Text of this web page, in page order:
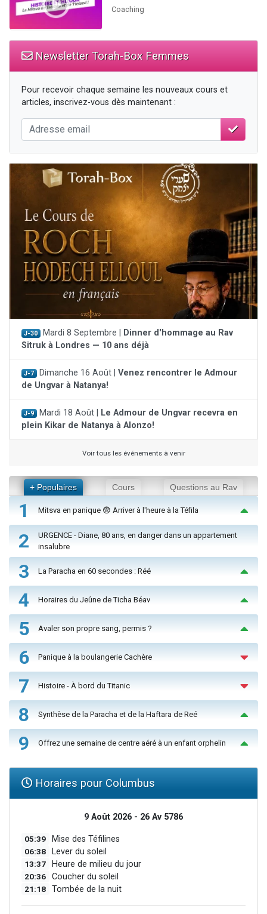
Coaching
Newsletter Torah-Box Femmes
Pour recevoir chaque semaine les nouveaux cours et
articles, inscrivez-vous dès maintenant :
J-30 Mardi 8 Septembre |
Dinner d'hommage au Rav
Sitruk à Londres — 10 ans déjà
J-7 Dimanche 16 Août | Venez rencontrer le Admour
de Ungvar à Natanya!
J-9 Mardi 18 Août |
Le Admour de Ungvar recevra en
plein Kikar de Natanya à Alonzo!
Voir tous les événements à venir
+ Populaires Cours Questions au Rav
1 Mitsva en panique 😨 Arriver à l'heure à la Téfila
2
URGENCE - Diane, 80 ans, en danger dans un appartement
insalubre
3 La Paracha en 60 secondes : Réé
4 Horaires du Jeûne de Ticha Béav
5 Avaler son propre sang, permis ?
6 Panique à la boulangerie Cachère
7 Histoire - À bord du Titanic
8 Synthèse de la Paracha et de la Haftara de Reé
9 Offrez une semaine de centre aéré à un enfant orphelin
Horaires pour Columbus
9 Août 2026 - 26 Av 5786
05:39 Mise des Téfilines
06:38 Lever du soleil
13:37 Heure de milieu du jour
20:36 Coucher du soleil
21:18 Tombée de la nuit